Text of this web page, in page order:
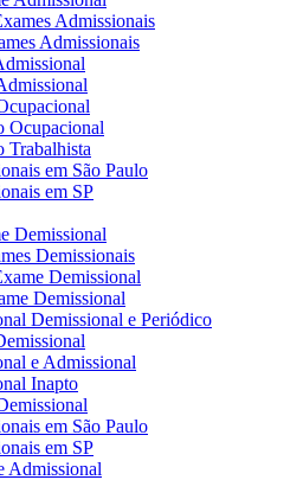
Admissionais
Admissionais
Ocupacional
Trabalhista
em São Paulo
em SP
Demissional
Demissionais
Demissional
Demissional
Demissional e Periódico
e Admissional
Inapto
em São Paulo
em SP
Admissional